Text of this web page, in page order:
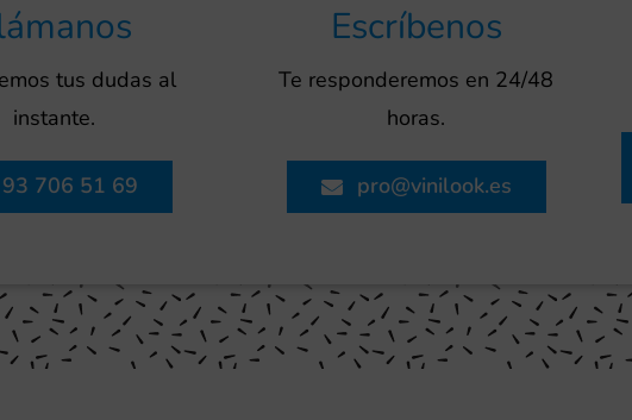
tus dudas al
instante.
93 706 51 69
Escríbenos
Te responderemos en 24/48
horas.
pro@vinilook.es